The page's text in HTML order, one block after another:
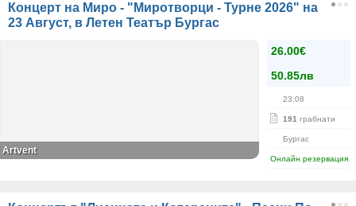
Концерт на Миро - "Миротворци - Турне 2026" на
23 Август, в Летен Театър Бургас
26.00€
50.85лв
23.08
191 грабнати
Бургас
Онлайн резервация
Artvent